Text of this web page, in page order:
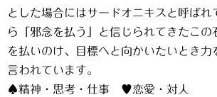
とした場合にはサードオニキスと呼ばれ
ら「邪念を払う」と信じられてきたこの
を払いのけ、目標へと向かいたいとき力
言われています。
♠精神・思考・仕事 ♥恋愛・対人